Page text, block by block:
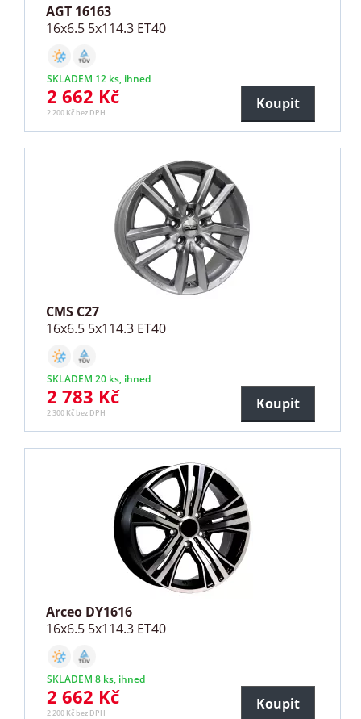
AGT 16163
16x6.5 5x114.3 ET40
SKLADEM 12 ks, ihned
2 662 Kč
2 200 Kč bez DPH
Koupit
CMS C27
16x6.5 5x114.3 ET40
SKLADEM 20 ks, ihned
2 783 Kč
2 300 Kč bez DPH
Koupit
Arceo DY1616
16x6.5 5x114.3 ET40
SKLADEM 8 ks, ihned
2 662 Kč
2 200 Kč bez DPH
Koupit